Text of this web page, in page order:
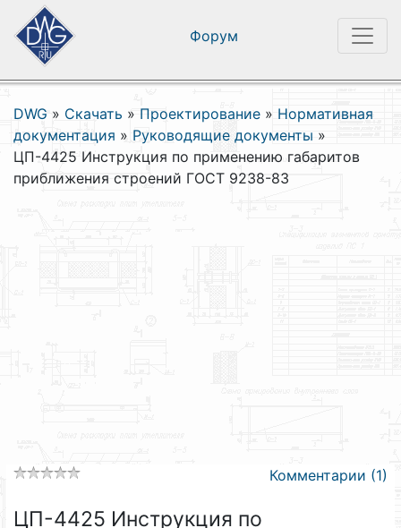
Форум
DWG » Скачать » Проектирование » Нормативная
документация » Руководящие документы »
ЦП-4425 Инструкция по применению габаритов
приближения строений ГОСТ 9238-83
Комментарии (1)
ЦП-4425 Инструкция по